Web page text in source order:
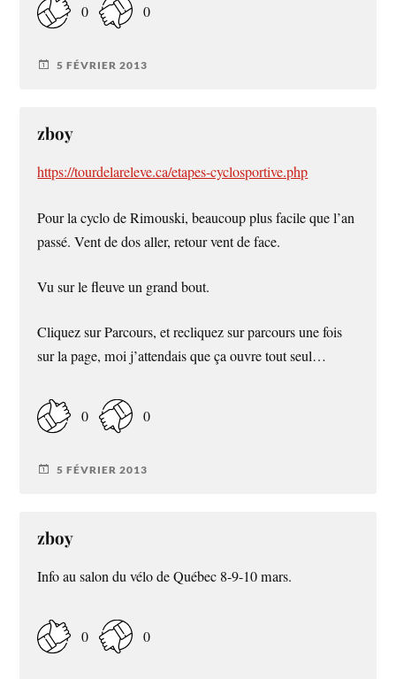
0 0
5 FÉVRIER 2013
zboy
https://tourdelareleve.ca/etapes-cyclosportive.php
Pour la cyclo de Rimouski, beaucoup plus facile que l’an
passé. Vent de dos aller, retour vent de face.
Vu sur le fleuve un grand bout.
Cliquez sur Parcours, et recliquez sur parcours une fois
sur la page, moi j’attendais que ça ouvre tout seul…
0 0
5 FÉVRIER 2013
zboy
Info au salon du vélo de Québec 8-9-10 mars.
0 0